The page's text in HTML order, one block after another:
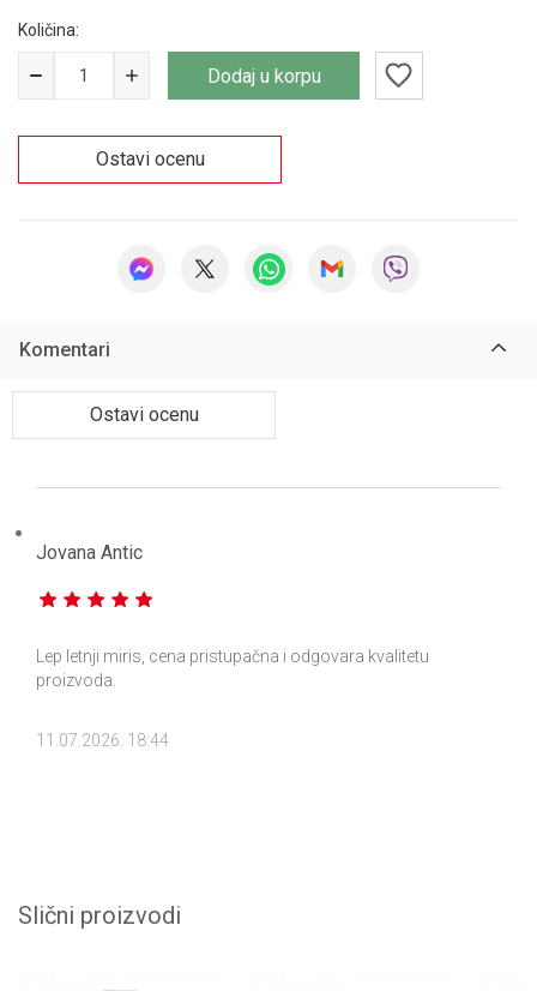
Količina:
Dodaj u korpu
Ostavi ocenu
Komentari
Ostavi ocenu
Jovana Antic
Lep letnji miris, cena pristupačna i odgovara kvalitetu
proizvoda.
11.07.2026. 18:44
Slični proizvodi